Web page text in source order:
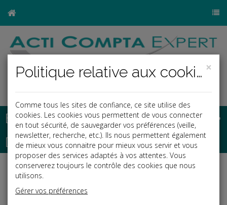
Base documentaire
Dépêches
j a b
Date: 2026-02-26
×
Politique relative aux cookies
Comme tous les sites de confiance, ce site utilise des
cookies. Les cookies vous permettent de vous connecter
en tout sécurité, de sauvegarder vos préférences (veille,
newsletter, recherche, etc.). Ils nous permettent également
de mieux vous connaitre pour mieux vous servir et vous
proposer des services adaptés à vos attentes. Vous
conserverez toujours le contrôle des cookies que nous
utilisons.
Gérer vos préférences